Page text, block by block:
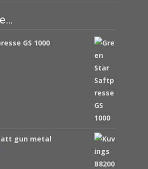
GS 1000
gun metal